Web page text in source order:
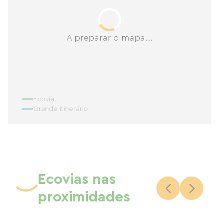
A preparar o mapa...
Ecovia
Grande itinerário
Ecovias nas
proximidades